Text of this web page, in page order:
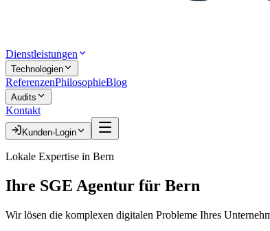
Dienstleistungen
Technologien
ReferenzenPhilosophieBlog
Audits
Kontakt
Kunden-Login
Lokale Expertise in Bern
Ihre SGE Agentur für Bern
Wir lösen die komplexen digitalen Probleme Ihres